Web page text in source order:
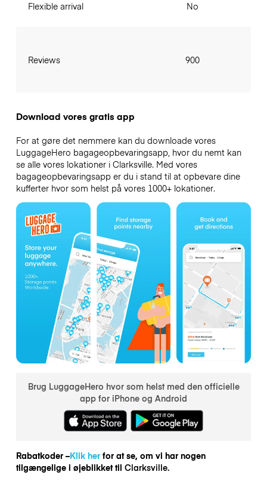
Flexible arrival
Reviews
No
900
Download vores gratis app
For at gøre det nemmere kan du downloade vores
LuggageHero bagageopbevaringsapp, hvor du nemt kan
se alle vores lokationer i Clarksville. Med vores
bagageopbevaringsapp er du i stand til at opbevare dine
kufferter hvor som helst på vores 1000+ lokationer.
Brug LuggageHero hvor som helst med den officielle
app for iPhone og Android
Rabatkoder –Klik herfor at se, om vi har nogen
tilgængelige i øjeblikket til Clarksville.